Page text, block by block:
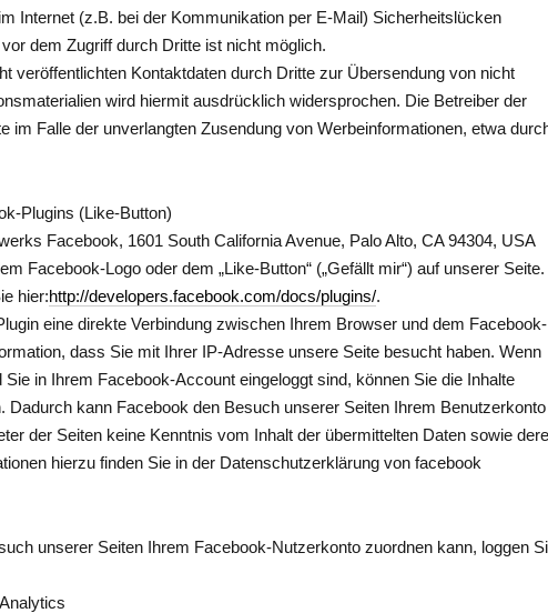
Internet (z.B. bei der Kommunikation per E-Mail) Sicherheitslücken
dem Zugriff durch Dritte ist nicht möglich.
veröffentlichten Kontaktdaten durch Dritte zur Übersendung von nicht
wird hiermit ausdrücklich widersprochen. Die Betreiber der
im Falle der unverlangten Zusendung von Werbeinformationen, etwa
Plugins (Like-Button)
Facebook, 1601 South California Avenue, Palo Alto, CA 94304, USA
Facebook-Logo oder dem „Like-Button“ („Gefällt mir“) auf unserer Seite.
hier:http://developers.facebook.com/docs/plugins/.
eine direkte Verbindung zwischen Ihrem Browser und dem Facebook-
dass Sie mit Ihrer IP-Adresse unsere Seite besucht haben. Wenn
in Ihrem Facebook-Account eingeloggt sind, können Sie die Inhalte
kann Facebook den Besuch unserer Seiten Ihrem Benutzerkonto
der Seiten keine Kenntnis vom Inhalt der übermittelten Daten sowie
hierzu finden Sie in der Datenschutzerklärung von facebook
unserer Seiten Ihrem Facebook-Nutzerkonto zuordnen kann, loggen